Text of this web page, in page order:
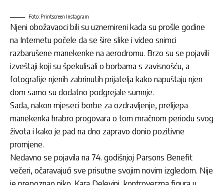
Foto: Printscreen Instagram
Njeni obožavaoci bili su uznemireni kada su prošle godine
na Internetu počele da se šire slike i video snimci
razbarušene manekenke na aerodromu. Brzo su se pojavili
izveštaji koji su špekulisali o borbama s zavisnošću, a
fotografije njenih zabrinutih prijatelja kako napuštaju njen
dom samo su dodatno podgrejale sumnje.
Sada, nakon mjeseci borbe za ozdravljenje, prelijepa
manekenka hrabro progovara o tom mračnom periodu svog
života i kako je pad na dno zapravo donio pozitivne
promjene.
Nedavno se pojavila na 74. godišnjoj Parsons Benefit
večeri, očaravajući sve prisutne svojim novim izgledom. Nije